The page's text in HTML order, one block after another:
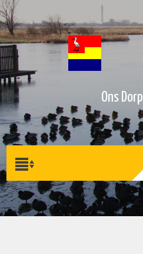
Ons Dorp